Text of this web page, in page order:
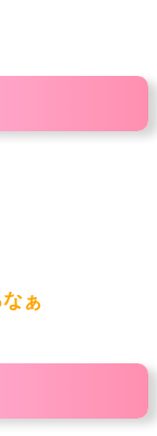
ぁ